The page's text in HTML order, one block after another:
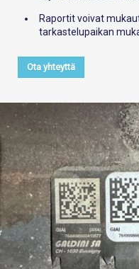
Raportit voivat
tarkastelupaikan
Ota yhteyttä